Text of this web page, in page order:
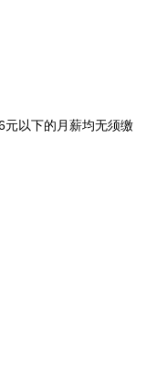
以下的月薪均无须缴